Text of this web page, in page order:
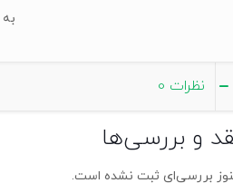
نظرات 0
و بررسی‌ها
بررسی‌ای ثبت نشده است.